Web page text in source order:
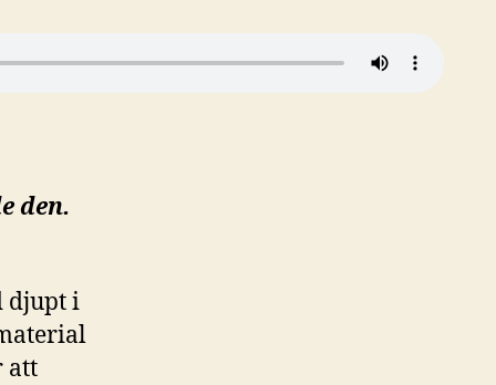
den.
djupt i
att